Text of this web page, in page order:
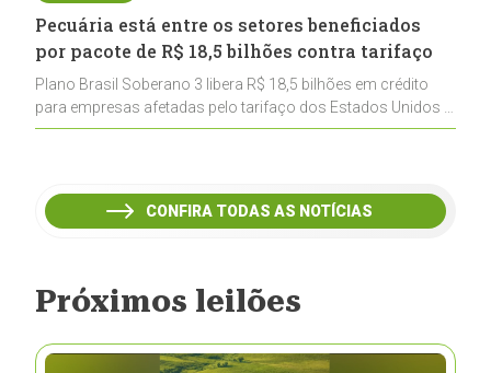
Pecuária está entre os setores beneficiados
por pacote de R$ 18,5 bilhões contra tarifaço
Plano Brasil Soberano 3 libera R$ 18,5 bilhões em crédito
para empresas afetadas pelo tarifaço dos Estados Unidos e
inclui a pecuária entre os setores estratégicos
CONFIRA TODAS AS NOTÍCIAS
Próximos leilões